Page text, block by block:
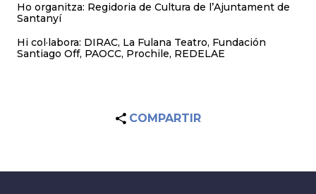
Ho organitza: Regidoria de Cultura de l’Ajuntament de
Santanyí
Hi col·labora: DIRAC, La Fulana Teatro, Fundación
Santiago Off, PAOCC, Prochile, REDELAE
COMPARTIR